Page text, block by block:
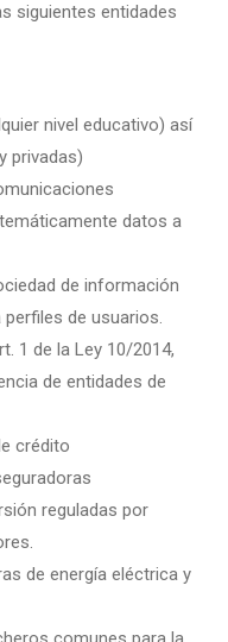
siguientes entidades
nivel educativo) así
privadas)
datos a
de información
de usuarios.
1 de la Ley 10/2014,
de entidades de
crédito
reguladas por
de energía eléctrica y